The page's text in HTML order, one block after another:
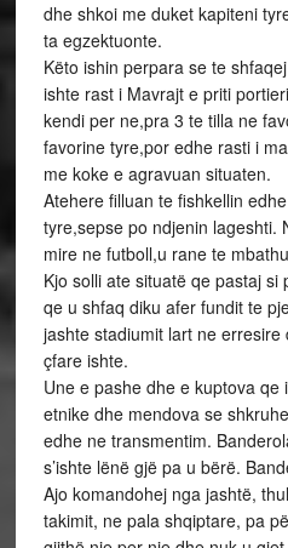
dhe shkoi me duket kapiteni
ta egzektuonte.
Këto ishin perpara se te
ishte rast i Mavrajt e priti
kendi per ne,pra 3 te tilla ne
favorine tyre,por edhe rasti i
me koke e agravuan situaten.
Atehere filluan te fishkellin
tyre,sepse po ndjenin lageshti.
mire ne futboll,u rane te
Kjo solli ate situatë qe pastaj
qe u shfaq diku afer fundit te
jashte stadiumit lart ne
çfare ishte.
Une e pashe dhe e kuptova qe
etnike dhe mendova se
edhe ne transmentim.
s’ishte lënë gjë pa u bërë.
Ajo komandohej nga jashtë,
takimit, ne pala shqiptare, pa